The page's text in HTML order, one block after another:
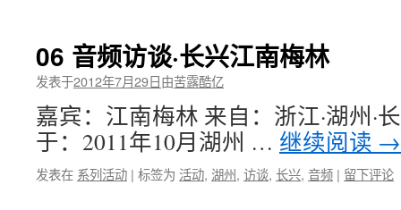
06 音频访谈·长兴江南梅林
发表于2012年7月29日由苦露酷亿
嘉宾：江南梅林 来自：浙江·湖州·
于：2011年10月湖州 … 继续阅读 →
发表在 系列活动 | 标签为 活动, 湖州, 访谈, 长兴, 音频 | 留下评论